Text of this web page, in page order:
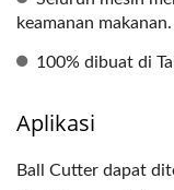
keamanan makanan.
100% dibuat di
Aplikasi
Ball Cutter dapat